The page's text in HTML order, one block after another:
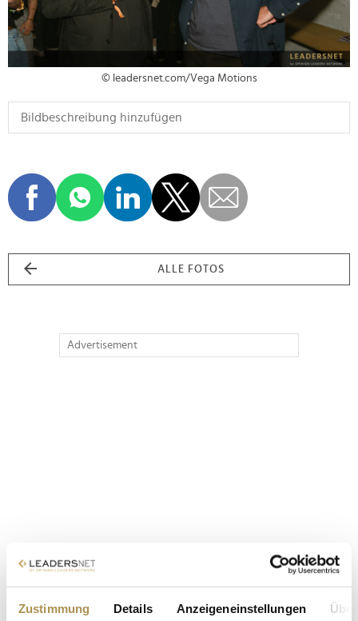
Zustimmung Details Anzeigeneinstellungen
© leadersnet.com/Vega Motions
ALLE FOTOS
Advertisement